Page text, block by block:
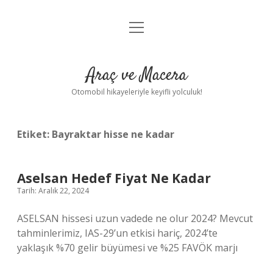
Anasayfa
Yasal Uyarı
menüyü
Araç ve Macera
Otomobil hikayeleriyle keyifli yolculuk!
Etiket: Bayraktar hisse ne kadar
Aselsan Hedef Fiyat Ne Kadar
Tarih: Aralık 22, 2024
ASELSAN hissesi uzun vadede ne olur 2024? Mevcut
tahminlerimiz, IAS-29’un etkisi hariç, 2024’te
yaklaşık %70 gelir büyümesi ve %25 FAVÖK marjı